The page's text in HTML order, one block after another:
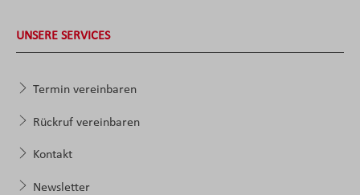
UNSERE SERVICES
Termin vereinbaren
Rückruf vereinbaren
Kontakt
Newsletter